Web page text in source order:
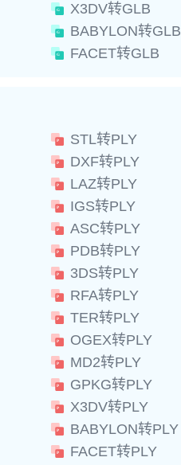
X3DV转GLB
BABYLON转GLB
FACET转GLB
STL转PLY
DXF转PLY
LAZ转PLY
IGS转PLY
ASC转PLY
PDB转PLY
3DS转PLY
RFA转PLY
TER转PLY
OGEX转PLY
MD2转PLY
GPKG转PLY
X3DV转PLY
BABYLON转PLY
FACET转PLY